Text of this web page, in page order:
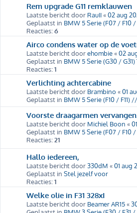
Rem upgrade G11 remklauwen
Laatste bericht door RauII«02 aug
Geplaatst in BMW 5 Serie (F07 / F10
Reacties:6
Airco condens water op de
Laatste bericht doorehombie«02
Geplaatst in BMW 5 Serie (G30 / G31)
Reacties:1
Verlichting achtercabine
Laatste bericht door Brambino «01
Geplaatst in BMW 5 Serie (F10 / F11)
Voorste draagarmen
Laatste bericht door Michiel Boon «
Geplaatst in BMW 5 Serie (F07 / F10
Reacties:21
Hallo iedereen,
Laatste bericht door330dM «01 aug
Geplaatst in Stel jezelf voor
Reacties:1
Welke olie in F31 328xI
Laatste bericht door Beamer AR15«